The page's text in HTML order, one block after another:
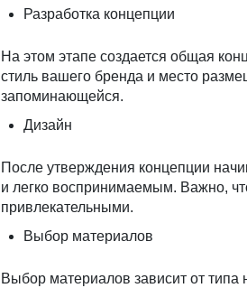
Разработка концепции
На этом этапе создается общая
стиль вашего бренда и место
запоминающейся.
Дизайн
После утверждения концепции
и легко воспринимаемым. Важно,
привлекательными.
Выбор материалов
Выбор материалов зависит от